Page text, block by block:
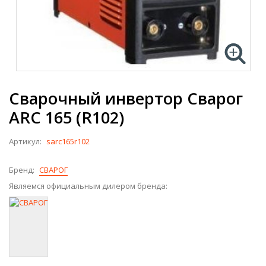
Сварочный инвертор Сварог
ARC 165 (R102)
Артикул: sarc165r102
Бренд: СВАРОГ
Являемся официальным дилером бренда: